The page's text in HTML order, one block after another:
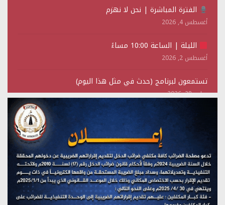
الفترة المباشرة | نحن لا نهزم
أغسطس 4, 2026
الليلة | الساعة 10:00 مساءً
أغسطس 2, 2026
تستمعون لبرنامج (حدث في مثل هذا اليوم)
يوليو 28, 2026
(نحن لا نهزم) بث مباشر
تستمعون لبرنامج (هندسة الوهم)
يوليو 28, 2026
مؤتمر صحفي لمركز عين الإنسانية حول جرائم تحالف العدوان
على اليمن